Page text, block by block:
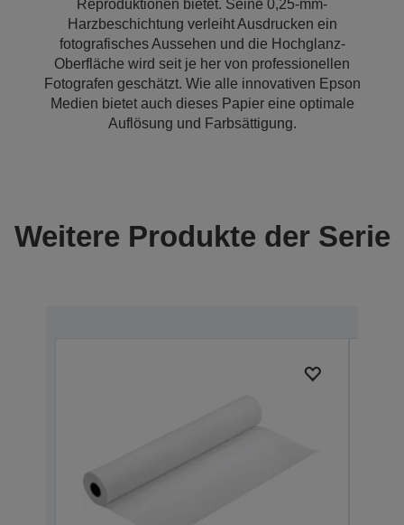
Reproduktionen bietet. Seine 0,25-mm-
Harzbeschichtung verleiht Ausdrucken ein
fotografisches Aussehen und die Hochglanz-
Oberfläche wird seit je her von professionellen
Fotografen geschätzt. Wie alle innovativen Epson
Medien bietet auch dieses Papier eine optimale
Auflösung und Farbsättigung.
Weitere Produkte der Serie